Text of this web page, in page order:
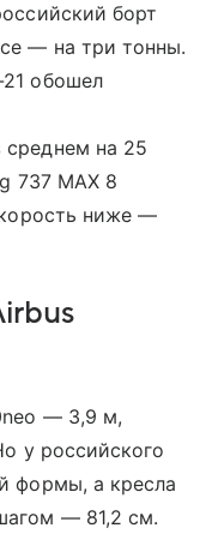
борт
— на три тонны.
обошел
на 25
737 MAX 8
ниже —
— 3,9 м,
у российского
формы, а кресла
— 81,2 см.